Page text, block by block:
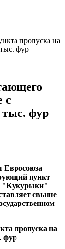
пропуска на
фур
с
тыс. фур
Евросоюза
пункт
"Кукурыки"
свыше